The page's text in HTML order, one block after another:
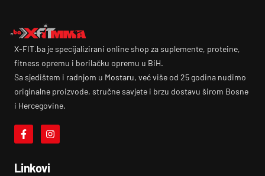
X-FIT.ba je specijalizirani online shop za suplemente, proteine,
fitness opremu i borilačku opremu u BiH.
Sa sjedištem i radnjom u Mostaru, već više od 25 godina nudimo
originalne proizvode, stručne savjete i brzu dostavu širom Bosne
i Hercegovine.
Linkovi